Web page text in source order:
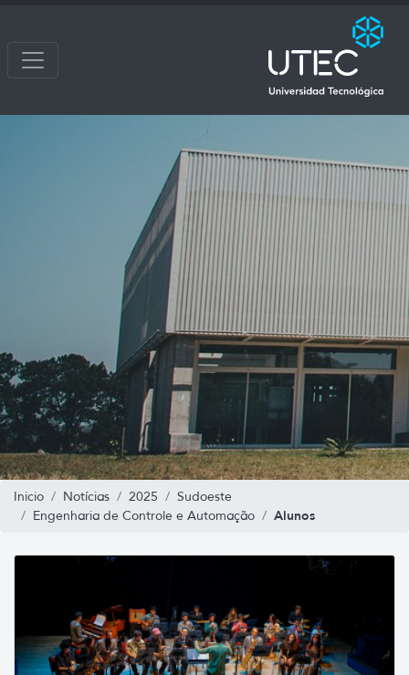
Inicio Notícias 2025
Sudoeste
Engenharia de Controle e Automação
Alunos